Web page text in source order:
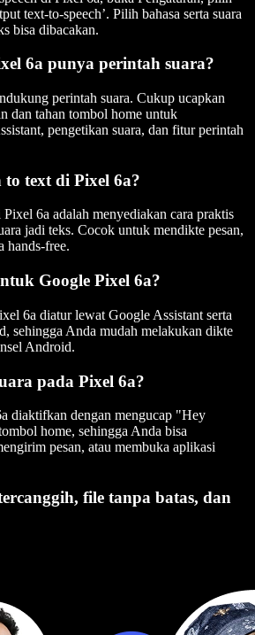
text-to-speech’. Pilih bahasa serta suara
bisa dibacakan.
6a punya perintah suara?
perintah suara. Cukup ucapkan
dan tahan tombol home untuk
pengetikan suara, dan fitur perintah
to text di Pixel 6a?
6a adalah menyediakan cara praktis
jadi teks. Cocok untuk mendikte pesan,
hands-free.
Google Pixel 6a?
6a diatur lewat Google Assistant serta
sehingga Anda mudah melakukan dikte
Android.
pada Pixel 6a?
diaktifkan dengan mengucap "Hey
home, sehingga Anda bisa
pesan, atau membuka aplikasi
file tanpa batas, dan